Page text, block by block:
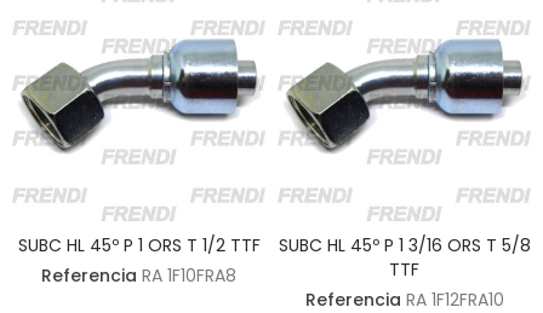
SUBC HL 45º P 1 ORS T 1/2 TTF
Referencia RA 1F10FRA8
SUBC HL 45º P 1 3/16 ORS T 5/8
TTF
Referencia RA 1F12FRA10